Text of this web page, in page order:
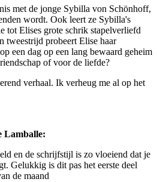
met de jonge Sybilla von Schönhoff,
wordt. Ook leert ze Sybilla's
tot Elises grote schrik stapelverliefd
tweestrijd probeert Elise haar
een dag op een lang bewaard geheim
of voor de liefde?
verhaal. Ik verheug me al op het
Lamballe:
en de schrijfstijl is zo vloeiend dat je
Gelukkig is dit pas het eerste deel
de maand